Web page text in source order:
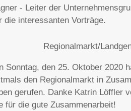
- Leiter der
die interessanten Vorträge.
Regionalmarkt/
Sonntag, den 25. Oktober 2020
den Regionalmarkt in
gerufen. Danke Katrin Löffler
für die gute Zusammenarbeit!